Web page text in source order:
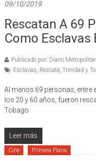
09/10/2019
Rescatan A 69
Como Esclavas
Publicado por: Diario
Esclavas Rescate, Trinidad y
Al menos 69 personas, entre
los 20 y 60 años, fueron
Tobago
Leer más
Cine Primera Plana